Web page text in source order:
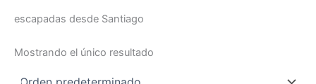
escapadas desde Santiago
Mostrando el único resultado